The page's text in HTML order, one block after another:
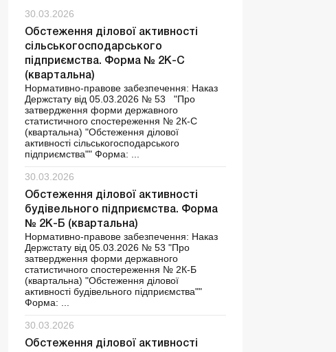
30.03.2026
Обстеження ділової активності
сільськогосподарського
підприємства. Форма № 2К-С
(квартальна)
Нормативно-правове забезпечення: Наказ
Держстату від 05.03.2026 № 53 "Про
затвердження форми державного
статистичного спостереження № 2К-С
(квартальна) "Обстеження ділової
активності сільськогосподарського
підприємства"" Форма: ...
30.03.2026
Обстеження ділової активності
будівельного підприємства. Форма
№ 2К-Б (квартальна)
Нормативно-правове забезпечення: Наказ
Держстату від 05.03.2026 № 53 "Про
затвердження форми державного
статистичного спостереження № 2К-Б
(квартальна) "Обстеження ділової
активності будівельного підприємства""
Форма: ...
30.03.2026
Обстеження ділової активності